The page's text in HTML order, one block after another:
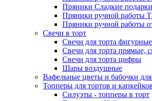
Пряники Сладкие подарки
Пряники ручной работы
Пряники ручной работы
Свечи в торт
Свечи для торта фигурные
Свечи для торта прямые,
Свечи для торта цифры
Шары воздушные
Вафельные цветы и бабочки
Топперы для тортов и
Силуэты - топперы в торт